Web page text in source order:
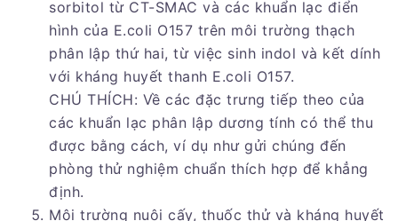
sorbitol từ CT-SMAC và các khuẩn lạc điển
hình của E.coli O157 trên môi trường thạch
phân lập thứ hai, từ việc sinh indol và kết dính
với kháng huyết thanh E.coli O157.
CHÚ THÍCH: Về các đặc trưng tiếp theo của
các khuẩn lạc phân lập dương tính có thể thu
được bằng cách, ví dụ như gửi chúng đến
phòng thử nghiệm chuẩn thích hợp để khẳng
định.
Môi trường nuôi cấy, thuốc thử và kháng huyết